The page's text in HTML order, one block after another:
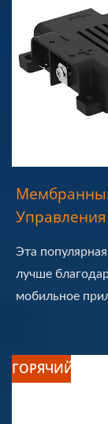
Управления
Эта
лучше
мобильное
ГОРЯЧИЙ